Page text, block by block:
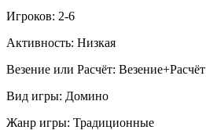
Игроков: 2-6
Активность: Низкая
Везение или Расчёт: Везение+Расчёт
Вид игры: Домино
Жанр игры: Традиционные